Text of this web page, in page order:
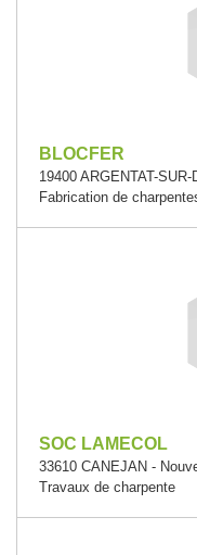
BLOCFER
19400 ARGENTAT-
Fabrication de
SOC LAMECOL
33610 CANEJAN -
Travaux de charpente